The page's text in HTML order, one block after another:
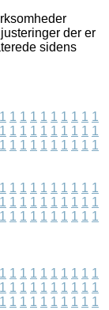
der er
sidens
1 1 1 1 1 1 1 1 1 1
1 1 1 1 1 1 1 1 1 1
1 1 1 1 1 1 1 1 1 1
1 1 1 1 1 1 1 1 1 1
1 1 1 1 1 1 1 1 1 1
1 1 1 1 1 1 1 1 1 1
1 1 1 1 1 1 1 1 1 1
1 1 1 1 1 1 1 1 1 1
1 1 1 1 1 1 1 1 1 1